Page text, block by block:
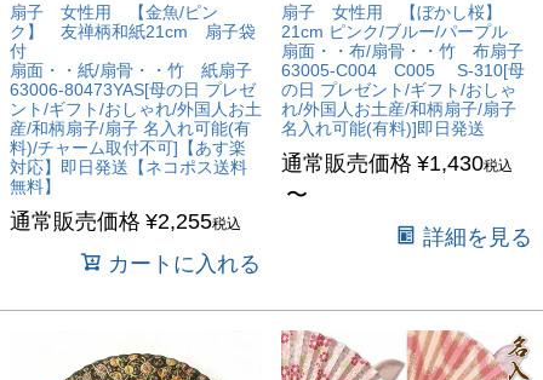
扇子 女性用 【金魚/ピン
ク】 友禅柄和紙21cm 扇子袋
付
扇面・・紙/扇骨・・竹 紙扇子
63006-80473YAS[母の日 プレゼ
ント/ギフト/おしゃれ/外国人お土
産/和柄扇子/扇子 名入れ可能(有
料)/チャーム取付不可]【あす楽
対応】即日発送【ネコポス送料
無料】
通常販売価格 ¥2,255税込
カートに入れる
扇子 女性用 【ぼかし桜】
21cm ピンク/ブルー/パープル
扇面・・布/扇骨・・竹 布扇子
63005-C004 C005 S-310[母
の日 プレゼント/ギフト/おしゃ
れ/外国人お土産/和柄扇子/扇子
名入れ可能(有料)]即日発送
通常販売価格 ¥1,430税込
〜
詳細を見る